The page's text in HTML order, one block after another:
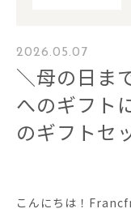
2026.05.07
＼母の日ま
へのギフト
のギフトセ
こんにちは！